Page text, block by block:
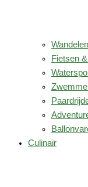
Wandelen
Fietsen
Culinair